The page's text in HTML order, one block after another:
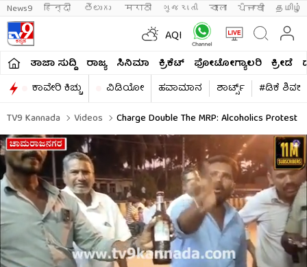
News9 हिन्दी తెలుగు मराठी ગુજરાતી বাংলা ਪੰਜਾਬੀ தமிழ்
AQI
ತಾಜಾ ಸುದ್ದಿ ರಾಜ್ಯ ಸಿನಿಮಾ ಕ್ರಿಕೆಟ್​ ಫೋಟೋಗ್ಯಾಲರಿ ಕ್ರೀಡೆ
ಕಾವೇರಿ ಕಿಚ್ಚು
ವಿಡಿಯೋ ಹವಾಮಾನ ಶಾರ್ಟ್ಸ್​
#ಡಿಕೆ
TV9 Kannada
Videos Charge Double The MRP: Alcoholics Protest